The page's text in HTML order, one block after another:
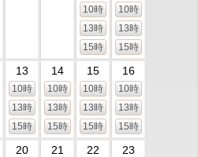
10時
13時
15時
10時
13時
15時
13
10時
13時
15時
14
10時
13時
15時
15
10時
13時
15時
16
10時
13時
15時
20 21 22 23